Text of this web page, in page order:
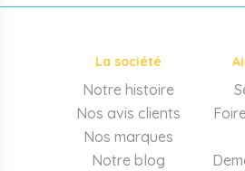
d'accueil de la petite enfance.
cabinets
Mobilier et
Lits crèche en bois, couchettes
langer sur mesure en résine
La société
Notre histoire
Nos avis clients
Nos marques
Notre blog